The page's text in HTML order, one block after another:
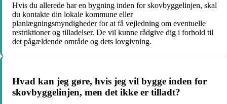
Hvis du allerede har en bygning inden for skovbyggelinjen, skal
du kontakte din lokale kommune eller
planlægningsmyndigheder for at få vejledning om eventuelle
restriktioner og tilladelser. De vil kunne rådgive dig i forhold til
det pågældende område og dets lovgivning.
Hvad kan jeg gøre, hvis jeg vil bygge inden for
skovbyggelinjen, men det ikke er tilladt?